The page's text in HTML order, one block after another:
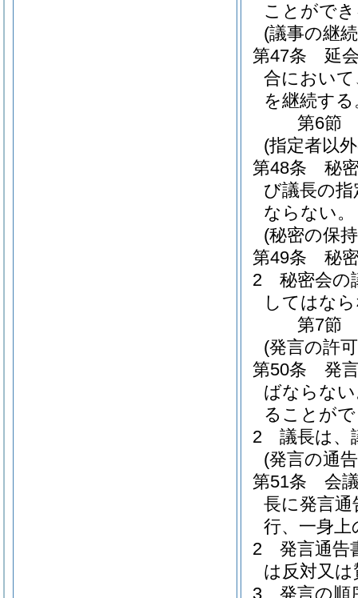
ことがで
(議事の継
第47条
延
合におい
を継続する
第6節
(指定者以
第48条
秘
び議長の
ならない。
(秘密の保
第49条
秘
2
秘密会の
してはな
第7節
(発言の許
第50条
発
ばならな
ることが
2
議長は、
(発言の通
第51条
会
長に発言
行、一身
2
発言通告
は反対又
3
発言の順